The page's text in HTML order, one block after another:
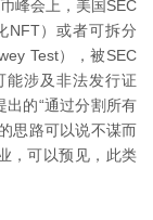
峰会上，美国SEC
NFT）或者可拆分
Test），被SEC
能涉及非法发行证
出的“通过分割所有
思路可以说不谋而
，可以预见，此类